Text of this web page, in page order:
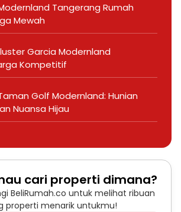
Tangerang Rumah
Mewah
Garcia Modernland
Kompetitif
Golf Modernland: Hunian
Nuansa Hijau
cari properti dimana?
BeliRumah.co untuk melihat ribuan
properti menarik untukmu!